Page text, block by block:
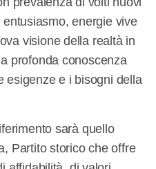
energie vive
visione della realtà in
profonda conoscenza
esigenze e i bisogni della
sarà quello
Partito storico che offre